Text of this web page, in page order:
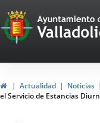
Portal
Web
del
de
HomeActualidad Noticias
el Servicio de Estancias